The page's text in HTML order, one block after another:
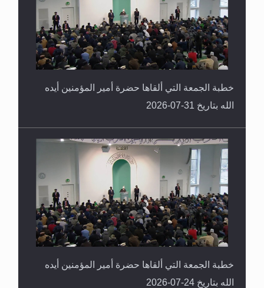
خطبة الجمعة التي ألقاها حضرة أمير المؤمنين أيده
الله بتاريخ 31-07-2026
خطبة الجمعة التي ألقاها حضرة أمير المؤمنين أيده
الله بتاريخ 24-07-2026